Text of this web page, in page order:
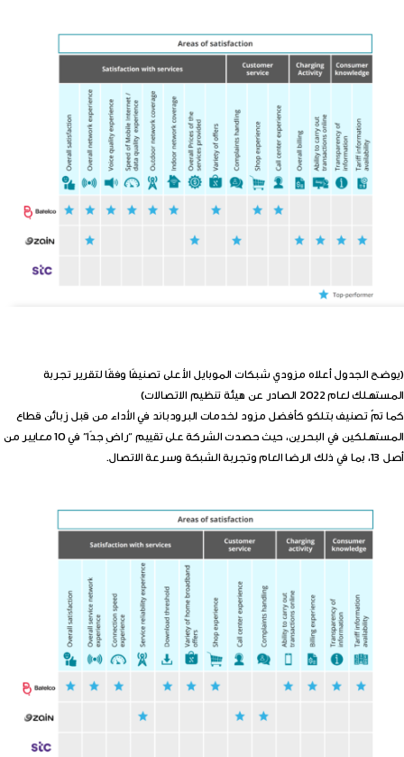
(يوضح الجدول أعلاه مزودي شبكات الموبايل الأعلى تصنيفًا وفقًا لتقرير تجربة
المستهلك لعام 2022 الصادر عن هيئة تنظيم الاتصالات)
كما تمّ تصنيف بتلكو كأفضل مزود لخدمات البرودباند في الأداء من قبل زبائن قطاع
المستهلكين في البحرين، حيث حصدت الشركة على تقييم “راضِ جدًا” في 10 معايير من
أصل 13، بما في ذلك الرضا العام وتجربة الشبكة وسرعة الاتصال.